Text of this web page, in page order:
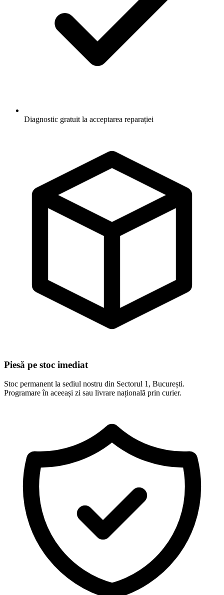
Diagnostic gratuit la acceptarea reparației
Piesă pe stoc imediat
Stoc permanent la sediul nostru din Sectorul 1, București.
Programare în aceeași zi sau livrare națională prin curier.